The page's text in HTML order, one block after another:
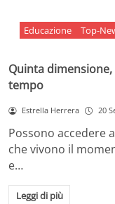
Educazione Top-
Quinta
tempo
Estrella Herrera 20
Possono accedere
che vivono il
e…
Leggi di più